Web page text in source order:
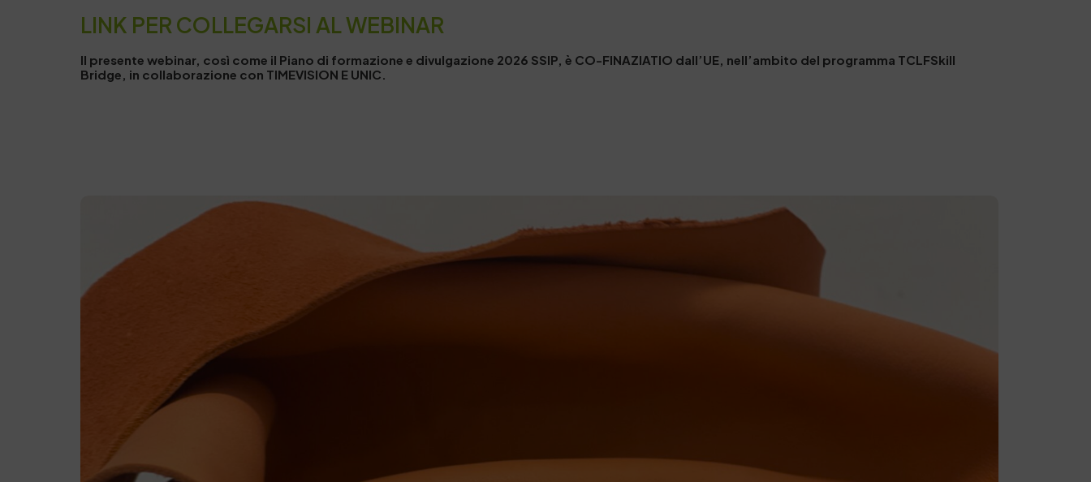
LINK PER COLLEGARSI AL WEBINAR
Il presente webinar, così come il Piano di formazione e divulgazione 2026 SSIP, è CO-FINAZIATIO dall’UE, nell’ambito del programma TCLFSkill
Bridge, in collaborazione con TIMEVISION E UNIC.